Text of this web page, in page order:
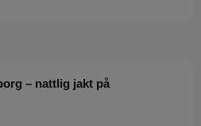
– nattlig jakt på